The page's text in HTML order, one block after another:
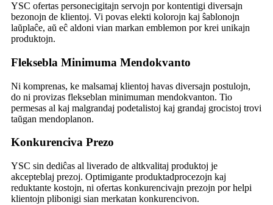
YSC ofertas personecigitajn servojn por kontentigi diversajn
bezonojn de klientoj. Vi povas elekti kolorojn kaj ŝablonojn
laŭplaĉe, aŭ eĉ aldoni vian markan emblemon por krei unikajn
produktojn.
Fleksebla Minimuma Mendokvanto
Ni komprenas, ke malsamaj klientoj havas diversajn postulojn,
do ni provizas flekseblan minimuman mendokvanton. Tio
permesas al kaj malgrandaj podetalistoj kaj grandaj grocistoj trovi
taŭgan mendoplanon.
Konkurenciva Prezo
YSC sin dediĉas al liverado de altkvalitaj produktoj je
akcepteblaj prezoj. Optimigante produktadprocezojn kaj
reduktante kostojn, ni ofertas konkurencivajn prezojn por helpi
klientojn plibonigi sian merkatan konkurencivon.